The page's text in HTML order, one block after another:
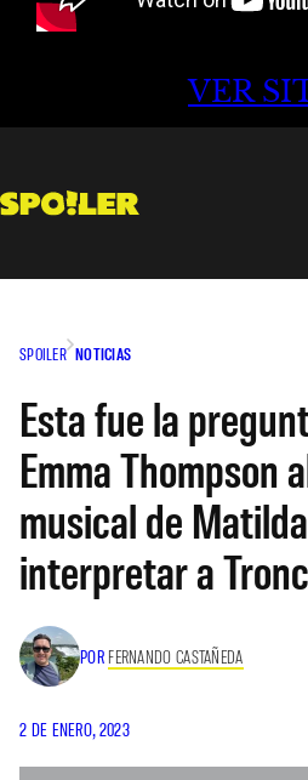
VER
SPOILER NOTICIAS
Esta fue la
Emma Thompson
musical de
interpretar a
POR FERNANDO CASTAÑEDA
2 DE ENERO, 2023